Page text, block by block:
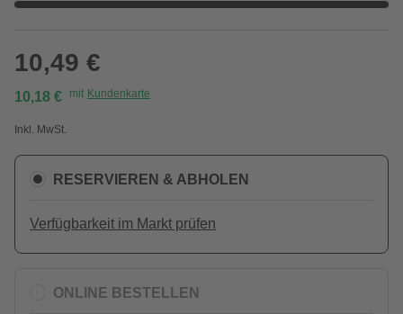
10,49 €
10,18 € mit Kundenkarte
Inkl. MwSt.
RESERVIEREN & ABHOLEN
Verfügbarkeit im Markt prüfen
ONLINE BESTELLEN